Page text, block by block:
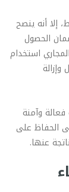
إلا أنه ينصح
الحصول
استخدام
وآمنة
الحفاظ على
عنها.